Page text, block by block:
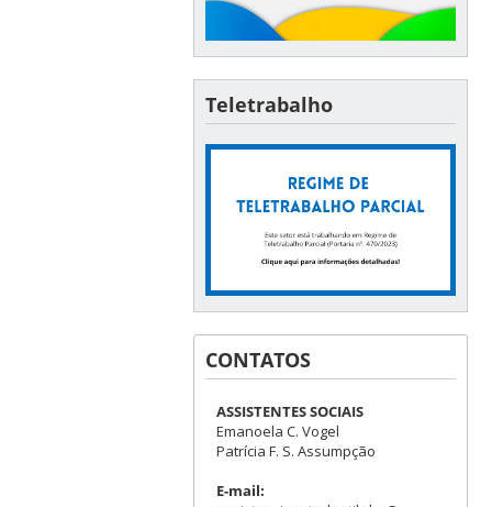
Teletrabalho
CONTATOS
ASSISTENTES SOCIAIS
Emanoela C. Vogel
Patrícia F. S. Assumpção
E-mail: